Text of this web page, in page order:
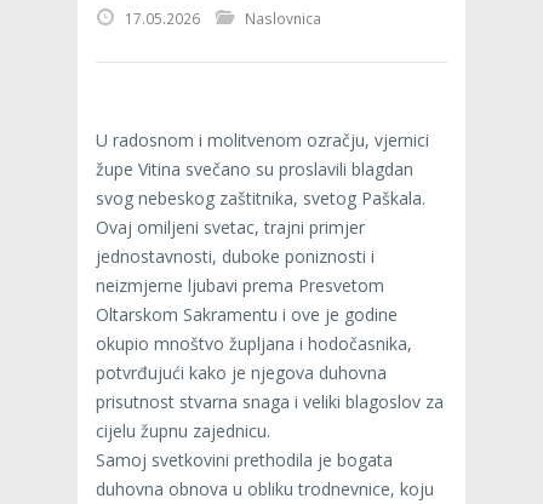
17.05.2026 Naslovnica
U radosnom i molitvenom ozračju, vjernici
župe Vitina svečano su proslavili blagdan
svog nebeskog zaštitnika, svetog Paškala.
Ovaj omiljeni svetac, trajni primjer
jednostavnosti, duboke poniznosti i
neizmjerne ljubavi prema Presvetom
Oltarskom Sakramentu i ove je godine
okupio mnoštvo župljana i hodočasnika,
potvrđujući kako je njegova duhovna
prisutnost stvarna snaga i veliki blagoslov za
cijelu župnu zajednicu.
Samoj svetkovini prethodila je bogata
duhovna obnova u obliku trodnevnice, koju